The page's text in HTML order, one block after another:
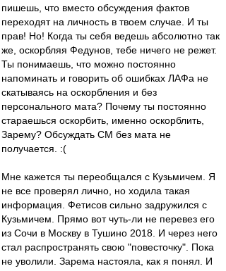
пишешь, что вместо обсуждения фактов
переходят на личность в твоем случае. И ты
прав! Но! Когда ты себя ведешь абсолютно так
же, оскорбляя Федунов, тебе ничего не режет.
Ты понимаешь, что можно постоянно
напоминать и говорить об ошибках ЛАФа не
скатываясь на оскорбления и без
персонального мата? Почему ты постоянно
стараешься оскорбить, именно оскорблить,
Зарему? Обсуждать СМ без мата не
получается. :(
Мне кажется ты переобщался с Кузьмичем. Я
не все проверял лично, но ходила такая
информация. Фетисов сильно задружился с
Кузьмичем. Прямо вот чуть-ли не перевез его
из Сочи в Москву в Тушино 2018. И через него
стал распространять свою "повесточку". Пока
не уволили. Зарема настояла, как я понял. И